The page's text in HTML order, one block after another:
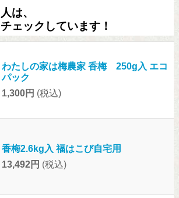
は、
ェックしています！
わたしの家は梅農家 香梅 250g入 エコ
パック
1,300円 (税込)
香梅2.6kg入 福はこび自宅用
13,492円 (税込)